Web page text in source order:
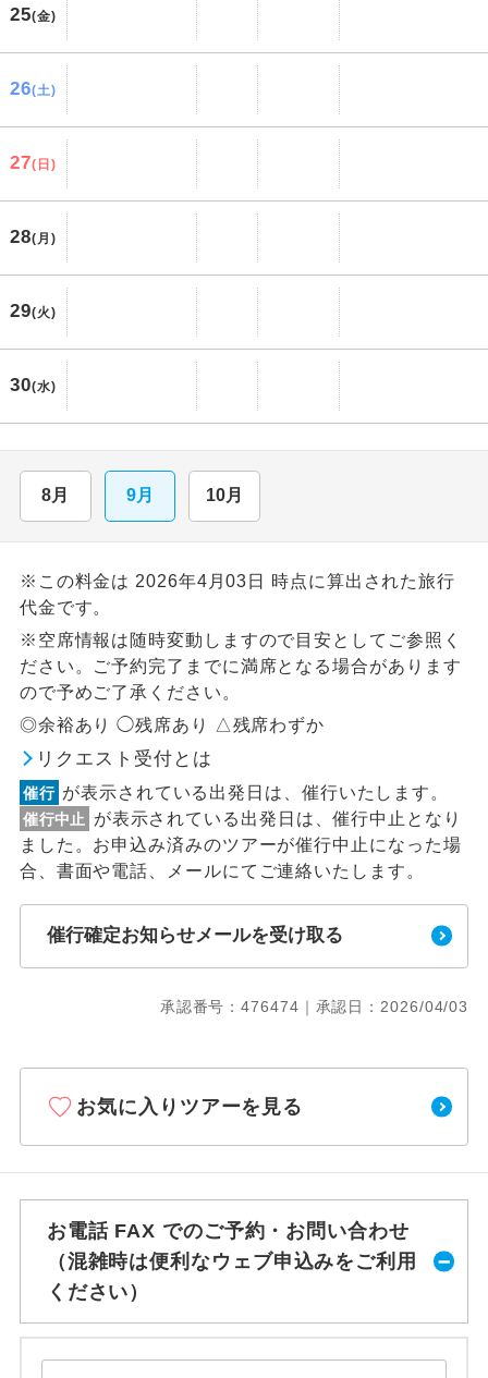
25(金)
26(土)
27(日)
28(月)
29(火)
30(水)
8月 9月 10月
※この料金は 2026年4月03日 時点に算出された旅行
代金です。
※空席情報は随時変動しますので目安としてご参照く
ださい。ご予約完了までに満席となる場合があります
ので予めご了承ください。
◎余裕あり ◯残席あり △残席わずか
リクエスト受付とは
催行 が表示されている出発日は、催行いたします。
催行中止
が表示されている出発日は、催行中止となり
ました。お申込み済みのツアーが催行中止になった場
合、書面や電話、メールにてご連絡いたします。
催行確定お知らせメールを受け取る
承認番号：476474｜承認日：2026/04/03
お気に入りツアーを見る
お電話 FAX でのご予約・お問い合わせ
（混雑時は便利なウェブ申込みをご利用
ください）